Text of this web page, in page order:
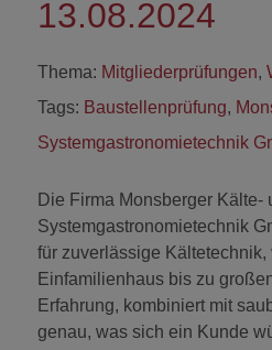
13.08.2024
Thema: Mitgliederprüfungen,
Tags: Baustellenprüfung,
Systemgastronomietechnik
Die Firma Monsberger Kälte-
Systemgastronomietechnik
für zuverlässige Kältetechnik,
Einfamilienhaus bis zu
Erfahrung, kombiniert mit
genau, was sich ein Kunde